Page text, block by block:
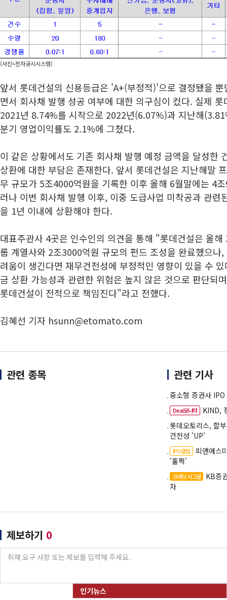
(사진=전자공시시스템)
앞서 롯데건설의 신용등급은 'A+(부정적)'으로 결정됐을
면서 회사채 발행 성공 여부에 대한 의구심이 컸다. 실제
2021년 8.74%를 시작으로 2022년(6.07%)과 지난해
분기 영업이익률도 2.1%에 그쳤다.
이 같은 상황에서도 기존 회사채 발행 예정 금액을 달성한
상환에 대한 부담은 존재한다. 앞서 롯데건설은 지난해말
무 규모가 5조4000억원을 기록한 이후 올해 6월말에는 4
러나 이번 회사채 발행 이후, 이중 도급사업 미착공과 관련
을 1년 이내에 상환해야 한다.
대표주관사 4곳은 인수인의 의견을 통해 "롯데건설은 올해
룹 계열사와 2조3000억원 규모의 펀드 조성을 완료했으나
려움이 생긴다면 재무건전성에 부정적인 영향이 있을 수
금 상환 가능성과 관련한 위험은 높지 않은 것으로 판단되
롯데건설이 전적으로 책임진다"라고 전했다.
김혜선 기자 hsunn@etomato.com
관련 종목 관련 기사
중소형 증권사
Deal모니터
KIND,
롯데오토리스, 할
건전성 'UP'
IPO클립
피앤에스
'훌쩍'
크레딧 시그널
KB증
자
제보하기 0